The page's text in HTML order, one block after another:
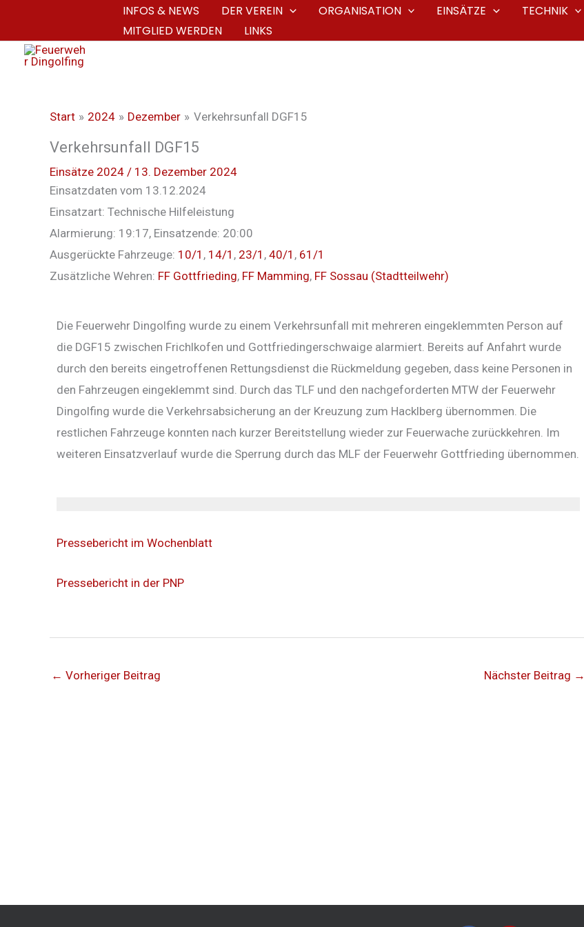
springen
INFOS & NEWS DER VEREIN ORGANISATION EINSÄTZE TECHNIK
MITGLIED WERDEN
LINKS
Start 2024 Dezember Verkehrsunfall DGF15
Verkehrsunfall DGF15
Einsätze 2024 / 13. Dezember 2024
Einsatzdaten vom 13.12.2024
Einsatzart: Technische Hilfeleistung
Alarmierung: 19:17, Einsatzende: 20:00
Ausgerückte Fahrzeuge: 10/1 , 14/1 , 23/1 , 40/1 , 61/1
Zusätzliche Wehren: FF Gottfrieding, FF Mamming, FF Sossau (Stadtteilwehr)
Die Feuerwehr Dingolfing wurde zu einem Verkehrsunfall mit mehreren eingeklemmten Person auf
die DGF15 zwischen Frichlkofen und Gottfriedingerschwaige alarmiert. Bereits auf Anfahrt wurde
durch den bereits eingetroffenen Rettungsdienst die Rückmeldung gegeben, dass keine Personen in
den Fahrzeugen eingeklemmt sind. Durch das TLF und den nachgeforderten MTW der Feuerwehr
Dingolfing wurde die Verkehrsabsicherung an der Kreuzung zum Hacklberg übernommen. Die
restlichen Fahrzeuge konnten nach kurzer Bereitstellung wieder zur Feuerwache zurückkehren. Im
weiteren Einsatzverlauf wurde die Sperrung durch das MLF der Feuerwehr Gottfrieding übernommen.
Pressebericht im Wochenblatt
Pressebericht in der PNP
← Vorheriger Beitrag Nächster Beitrag →